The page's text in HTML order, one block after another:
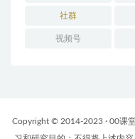
社群
视频号
Copyright © 2014-2023 · 00课